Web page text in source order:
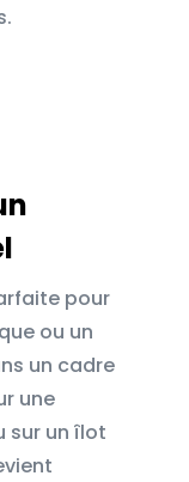
pour
ou un
un cadre
une
sur un îlot